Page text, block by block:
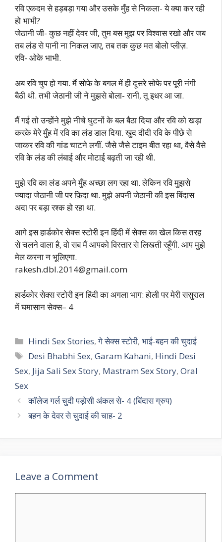
रवि एकदम से हड़बड़ा गया और उसके मुँह से निकला- ये क्या कर रही
हो भाभी?
जेठानी जी- कुछ नहीं देवर जी, तुम बस मुझ पर विश्वास रखो और जब
तब लंड से पानी ना निकल जाए, तब तक कुछ मत बोलो प्लीज़.
रवि- ओके भाभी.
अब रवि चुप हो गया. मैं सोफे के बगल में ही दूसरे सोफे पर पूरी नंगी
बैठी थी. तभी जेठानी जी ने मुझसे बोला- रानी, तू इधर आ जा.
मैं गई तो उन्होंने मुझे नीचे घुटनों के बल बैठा दिया और रवि को खड़ा
करके मेरे मुँह में रवि का लंड डाल दिया. खुद दीदी रवि के पीछे से
जाकर रवि की गांड चाटने लगीं. जैसे जैसे टाइम बीत रहा था, वैसे वैसे
रवि के लंड की लंबाई और मोटाई बढ़ती जा रही थी.
मुझे रवि का लंड अपने मुँह अच्छा लग रहा था. लेकिन रवि मुझसे
ज्यादा जेठानी जी पर फ़िदा था. मुझे अपनी जेठानी की इस बिंदास
अदा पर बड़ा रश्क हो रहा था.
आगे इस हार्डकोर सेक्स स्टोरी इन हिंदी में सेक्स का खेल किस तरह
से चलने वाला है, वो सब मैं आपको विस्तार से लिखती रहूँगी. आप मुझे
मेल करना न भूलिएगा.
rakesh.dbl.2014@gmail.com
हार्डकोर सेक्स स्टोरी इन हिंदी का अगला भाग: होली पर मेरी ससुराल
में घमासान सेक्स– 4
Categories
Hindi Sex Stories,गे सेक्स स्टोरी,भाई-बहन की चुदाई
Tags
Desi Bhabhi Sex,Garam Kahani, Hindi Desi
Sex, Jija Sali Sex Story, Mastram Sex Story, Oral
Sex
कॉलेज गर्ल चुदी पड़ोसी अंकल से- 4 (बिंदास ग्रुप)
बहन के देवर से चुदाई की चाह- 2
Leave a Comment